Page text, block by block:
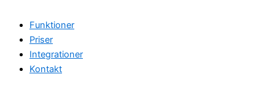
Funktioner
Priser
Integrationer
Kontakt